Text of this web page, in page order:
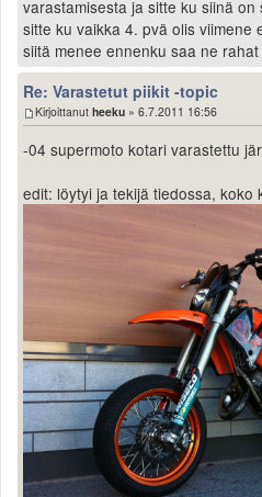
varastamisesta ja sitte ku siinä
sitte ku vaikka 4. pvä olis viimene
siitä menee ennenku saa ne
Re: Varastetut piikit -topic
Kirjoittanut heeku » 6.7.2011 16:56
-04 supermoto kotari varastettu
edit: löytyi ja tekijä tiedossa, koko